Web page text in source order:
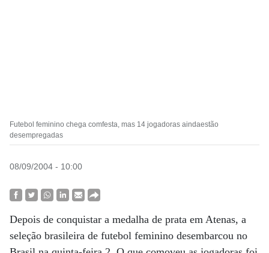
Futebol feminino chega comfesta, mas 14 jogadoras aindaestão
desempregadas
08/09/2004 - 10:00
Depois de conquistar a medalha de prata em Atenas, a
seleção brasileira de futebol feminino desembarcou no